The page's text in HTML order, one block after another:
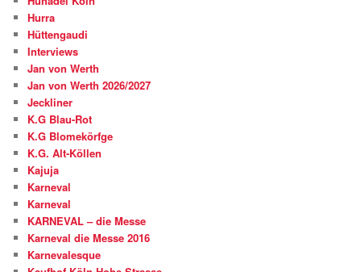
Hurra
Hüttengaudi
Interviews
Jan von Werth
Jan von Werth 2026/2027
Jeckliner
K.G Blau-Rot
K.G Blomekörfge
K.G. Alt-Köllen
Kajuja
Karneval
Karneval
KARNEVAL – die Messe
Karneval die Messe 2016
Karnevalesque